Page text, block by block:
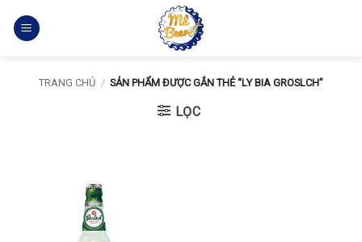
qua
TRANG CHỦ / SẢN PHẨM ĐƯỢC GẮN THẺ “LY BIA GROSLCH”
LỌC